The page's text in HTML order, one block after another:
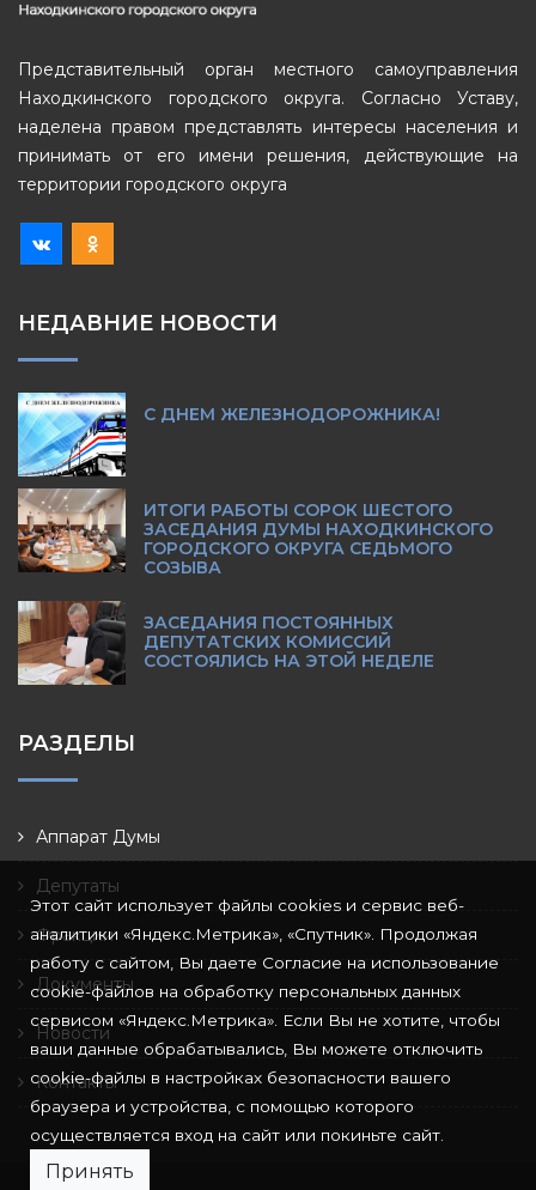
Представительный орган местного самоуправления
Находкинского городского округа. Согласно Уставу,
наделена правом представлять интересы населения и
принимать от его имени решения, действующие на
территории городского округа
НЕДАВНИЕ НОВОСТИ
С ДНЕМ ЖЕЛЕЗНОДОРОЖНИКА!
ИТОГИ РАБОТЫ СОРОК ШЕСТОГО
ЗАСЕДАНИЯ ДУМЫ НАХОДКИНСКОГО
ГОРОДСКОГО ОКРУГА СЕДЬМОГО
СОЗЫВА
ЗАСЕДАНИЯ ПОСТОЯННЫХ
ДЕПУТАТСКИХ КОМИССИЙ
СОСТОЯЛИСЬ НА ЭТОЙ НЕДЕЛЕ
РАЗДЕЛЫ
Аппарат Думы
Депутаты
Фракции
Документы
Новости
Контакты
Этот сайт использует файлы cookies и сервис веб-
аналитики «Яндекс.Метрика», «Спутник». Продолжая
работу с сайтом, Вы даете Согласие на использование
cookie-файлов на обработку персональных данных
сервисом «Яндекс.Метрика». Если Вы не хотите, чтобы
ваши данные обрабатывались, Вы можете отключить
cookie-файлы в настройках безопасности вашего
браузера и устройства, с помощью которого
осуществляется вход на сайт или покиньте сайт.
Принять